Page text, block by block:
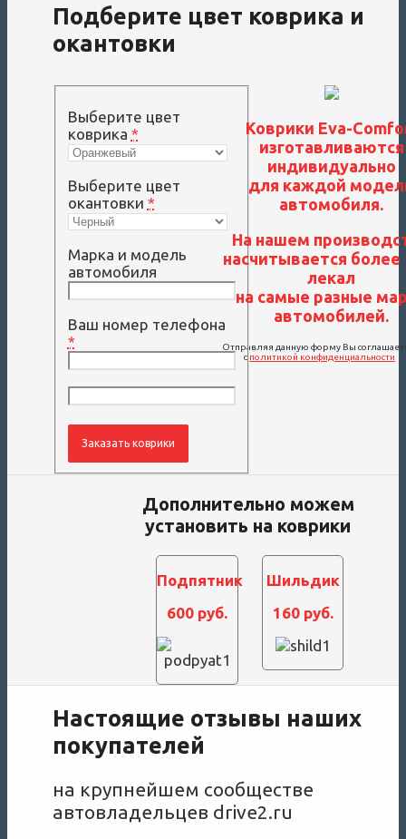
Подберите цвет коврика и
окантовки
Выберите цвет
коврика *
Выберите цвет
окантовки *
Марка и модель
автомобиля
Ваш номер телефона
*
Коврики Eva-
изготавливаются
индивидуально
для каждой
автомобиля.
На нашем
насчитывается более
лекал
на самые разные
автомобилей.
Отправляя данную форму Вы
с политикой конфиденциальности
Дополнительно можем
установить на коврики
Подпятник
600 руб.
Шильдик
160 руб.
Настоящие отзывы наших
покупателей
на крупнейшем сообществе
автовладельцев drive2.ru